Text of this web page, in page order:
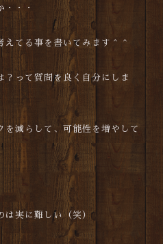
・・・
てる事を書いてみます＾＾
？って質問を良く自分にしま
を減らして、可能性を増やして
は実に難しい（笑）